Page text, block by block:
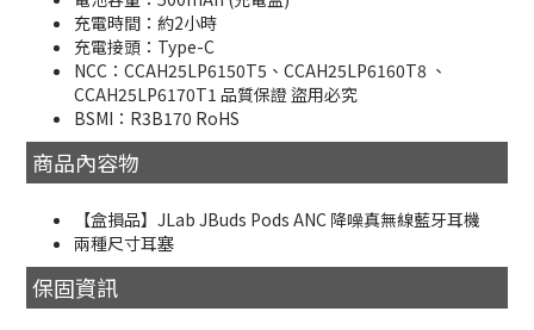
充電時間：約2小時
充電接頭：Type-C
NCC：CCAH25LP6150T5、CCAH25LP6160T8 、
CCAH25LP6170T1 品質保證 盜用必究
BSMI：R3B170 RoHS
商品內容物
【盒損品】JLab JBuds Pods ANC 降噪真無線藍牙耳機
兩種尺寸耳塞
保固資訊